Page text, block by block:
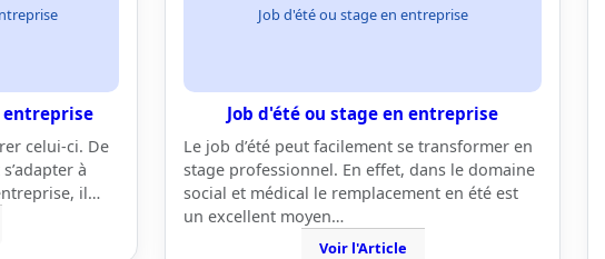
entreprise
celui-ci. De
à
il…
Job d'été ou stage en entreprise
Job d'été ou stage en entreprise
Le job d’été peut facilement se transformer en
stage professionnel. En effet, dans le domaine
social et médical le remplacement en été est
un excellent moyen…
Voir l'Article